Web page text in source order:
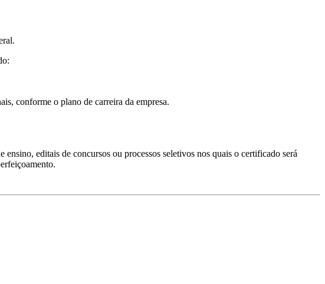
conforme o plano de carreira da empresa.
ensino, editais de concursos ou processos seletivos nos quais o certificado será